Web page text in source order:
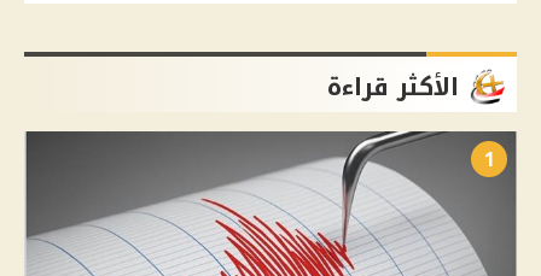
الأكثر قراءة
1